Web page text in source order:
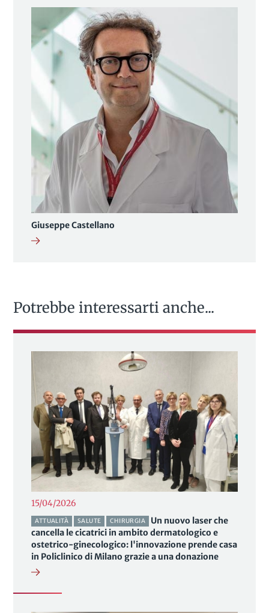
Giuseppe Castellano
Potrebbe interessarti anche...
15/04/2026
ATTUALITÀ SALUTE CHIRURGIA
Un nuovo laser che
cancella le cicatrici in ambito dermatologico e
ostetrico-ginecologico: l'innovazione prende casa
in Policlinico di Milano grazie a una donazione